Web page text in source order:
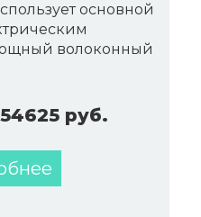
основной
волоконный
руб.